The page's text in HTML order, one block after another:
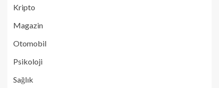
Kripto
Magazin
Otomobil
Psikoloji
Sağlık